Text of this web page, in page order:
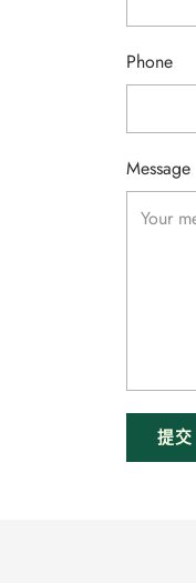
Phone
Message
提交